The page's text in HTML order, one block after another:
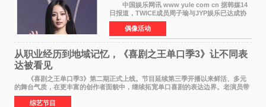
中国娱乐网讯 www yule com cn 据韩媒14
日报道，TWICE成员周子瑜与JYP娱乐已达成协
议，不再续签个人专属合约，但她将继续参与
TWICE的完整团体活动。 周子瑜于2015年通
过生存节目《SIXTE
偶像活动
从职业经历到地域记忆，《喜剧之王单口季3》让不同表
达被看见
《喜剧之王单口季3》第二期正式上线。节目延续第三季开播以来鲜活、多元
的舞台气质，在更丰富的创作者面貌中，继续拓宽单口喜剧的表达边界。老演员带
着更加成熟的文本与舞台掌控回归，新面孔则
综艺节目